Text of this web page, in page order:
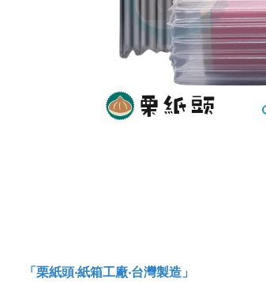
「栗紙頭‧紙箱工廠‧台灣製造」